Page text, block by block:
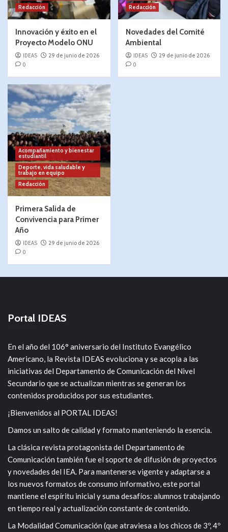
Redacción
Innovación y éxito en el
Proyecto Modelo ONU
IDEAS
29 de junio de 2026
0
Redacción
Novedades del Comité
Ambiental
IDEAS
29 de junio de 2026
0
Acompañamiento y bienestar
estudiantil
Deporte, vida saludable y
trabajo en equipo
Redacción
Primera Salida de
Convivencia para Primer
Año
IDEAS
29 de junio de 2026
0
Portal IDEAS
En el año del 106° aniversario del Instituto Evangélico
Americano, la Revista IDEAS evoluciona y se acopla a las
iniciativas del Departamento de Comunicación del Nivel
Secundario que se actualizan mientras se generan los
contenidos producidos por sus estudiantes.
¡Bienvenidos al PORTAL IDEAS!
Damos un salto de calidad y formato manteniendo la esencia.
La clásica revista protagonista del Departamento de
Comunicación también fue el soporte de difusión de proyectos
y novedades del IEA. Para mantenerse vigente y adaptarse a
los nuevos formatos de consumo informativo, este portal
mantiene el espíritu inicial y suma desafíos: alumnos trabajando
en tiempo real y actualización constante de contenido.
La Modalidad Comunicación (que atraviesa a los chicos de 3º, 4º